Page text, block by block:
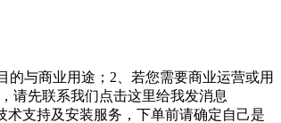
与商业用途；2、若您需要商业运营或用
请先联系我们点击这里给我发消息
术支持及安装服务，下单前请确定自己是